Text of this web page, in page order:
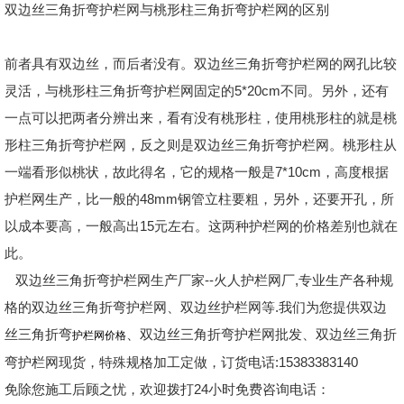
双边丝三角折弯护栏网与桃形柱三角折弯护栏网的区别
前者具有双边丝，而后者没有。双边丝三角折弯护栏网的网孔比较
灵活，与桃形柱三角折弯护栏网固定的5*20cm不同。另外，还有
一点可以把两者分辨出来，看有没有桃形柱，使用桃形柱的就是桃
形柱三角折弯护栏网，反之则是双边丝三角折弯护栏网。桃形柱从
一端看形似桃状，故此得名，它的规格一般是7*10cm，高度根据
护栏网生产，比一般的48mm钢管立柱要粗，另外，还要开孔，所
以成本要高，一般高出15元左右。这两种护栏网的价格差别也就在
此。
双边丝三角折弯护栏网生产厂家--火人护栏网厂,专业生产各种规
格的双边丝三角折弯护栏网、双边丝护栏网等.我们为您提供双边
丝三角折弯护栏网价格
、双边丝三角折弯护栏网批发、双边丝三角折
弯护栏网现货，特殊规格加工定做，订货电话:15383383140
免除您施工后顾之忧，欢迎拨打24小时免费咨询电话：